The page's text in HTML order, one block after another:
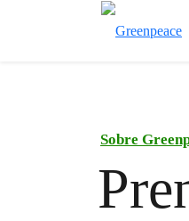
Sobre